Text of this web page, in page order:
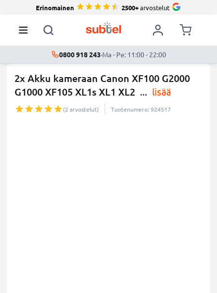
Erinomainen 2500+arvostelut
0800 918 243·Ma - Pe: 11:00 - 22:00
2x Akku kameraan Canon XF100 G2000
G1000 XF105 XL1s XL1 XL2 ... lisää
(2 arvostelut) Tuotenumero: 924517